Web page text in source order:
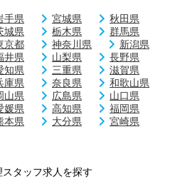
手県 宮城県
秋田県
城県 栃木県
群馬県
京都 神奈川県
新潟県
井県 山梨県
長野県
知県 三重県
滋賀県
庫県 奈良県
和歌山県
山県 広島県
山口県
媛県 高知県
福岡県
本県 大分県
宮崎県
タッフ求人を探す